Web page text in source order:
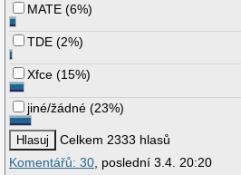
MATE (6%)
TDE (2%)
Xfce (15%)
jiné/žádné (23%)
Celkem 2333 hlasů
Komentářů: 30, poslední 3.4. 20:20